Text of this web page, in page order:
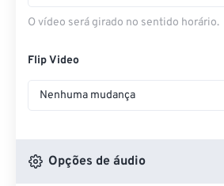
O vídeo será girado no sentido horário.
Flip Video
Nenhuma mudança
Opções de áudio